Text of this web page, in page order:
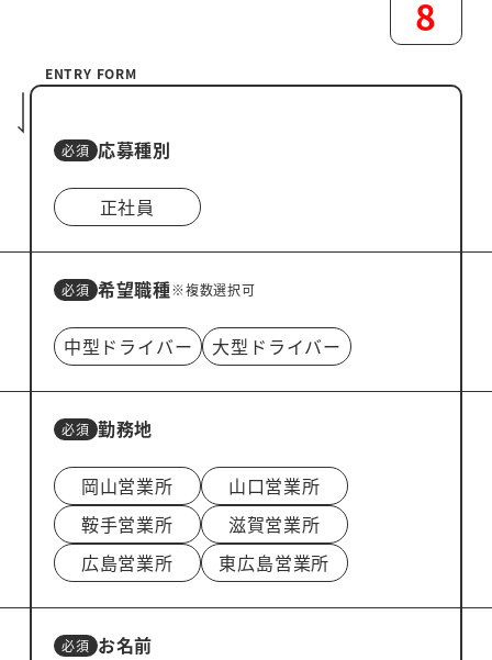
8
応募種別
正社員
希望職種※複数選択可
中型ドライバー 大型ドライバー
勤務地
岡山営業所
山口営業所
鞍手営業所
滋賀営業所
広島営業所
東広島営業所
お名前